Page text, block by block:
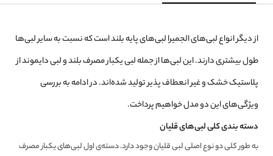
از دیگر انواع لبی‌های الجمیرا لبی‌های پایه بلند است که نسبت به سایر لبی‌ها
طول بیشتری دارند. این لبی‌ها از جمله لبی یکبار مصرف بلند و لبی دایموند از
پلاستیک خشک و غیر انعطاف پذیر تولید شده‌اند. در ادامه به بررسی
ویژگی‌های این دو مدل خواهیم پرداخت.‎
دسته بندی کلی لبی‌های قلیان
به طور کلی دو نوع اصلی لبی قلیان وجود دارد. دسته‌ی اول لبی‌های یکبار مصرف